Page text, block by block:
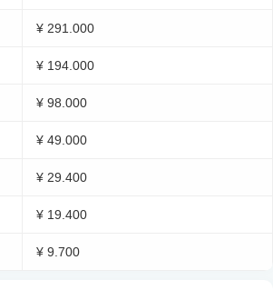
¥ 291.000
¥ 194.000
¥ 98.000
¥ 49.000
¥ 29.400
¥ 19.400
¥ 9.700